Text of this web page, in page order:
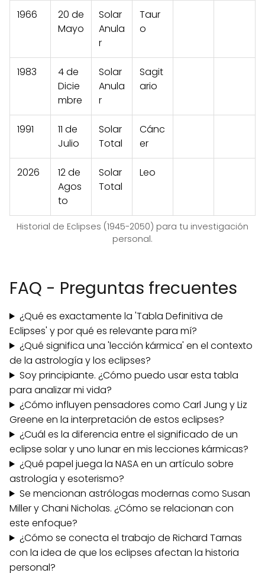
Historial de Eclipses (1945-2050) para tu investigación
personal.
1966
20 de
Mayo
Solar
Anula
r
Taur
o
1983
4 de
Dicie
mbre
Solar
Anula
r
Sagit
ario
1991
11 de
Julio
Solar
Total
Cánc
er
2026
12 de
Agos
to
Solar
Total
Leo
FAQ - Preguntas frecuentes
¿Qué es exactamente la 'Tabla Definitiva de
Eclipses' y por qué es relevante para mí?
¿Qué significa una 'lección kármica' en el contexto
de la astrología y los eclipses?
Soy principiante. ¿Cómo puedo usar esta tabla
para analizar mi vida?
¿Cómo influyen pensadores como Carl Jung y Liz
Greene en la interpretación de estos eclipses?
¿Cuál es la diferencia entre el significado de un
eclipse solar y uno lunar en mis lecciones kármicas?
¿Qué papel juega la NASA en un artículo sobre
astrología y esoterismo?
Se mencionan astrólogas modernas como Susan
Miller y Chani Nicholas. ¿Cómo se relacionan con
este enfoque?
¿Cómo se conecta el trabajo de Richard Tarnas
con la idea de que los eclipses afectan la historia
personal?